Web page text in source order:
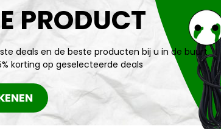
PRODUCT
deals en de beste producten bij u in de buurt
korting op geselecteerde deals